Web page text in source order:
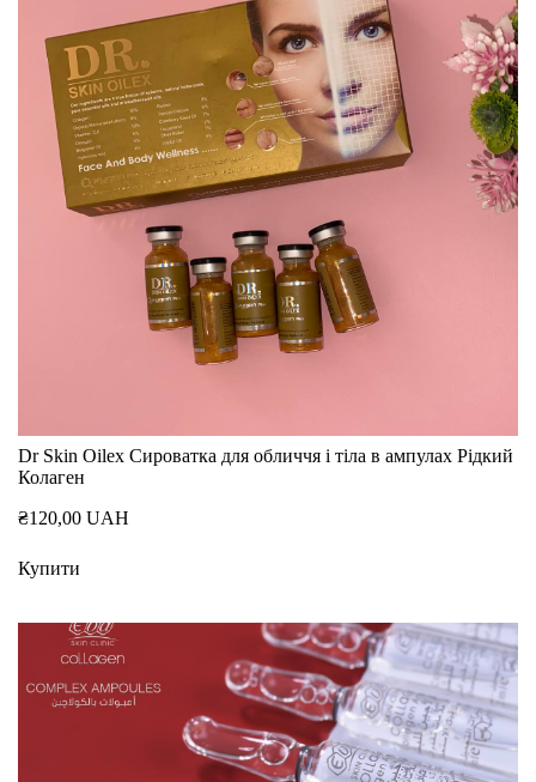
Dr Skin Oilex Сироватка для обличчя і тіла в ампулах Рідкий
Колаген
₴120,00 UAH
Купити